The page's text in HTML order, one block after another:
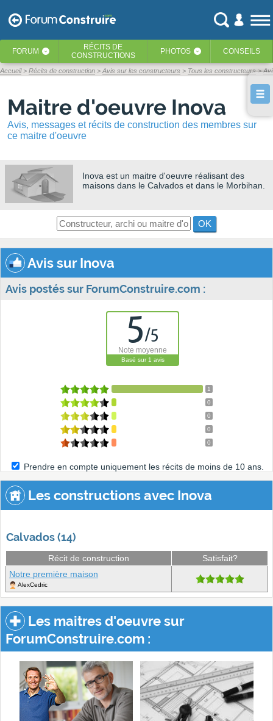
FORUM ‹ RÉCITS DE
CONSTRUCTIONS
PHOTOS ‹ CONSEILS
Accueil Récits de construction Avis sur les constructeurs Tous les constructeurs
Maitre d'oeuvre Inova
Avis, messages et récits de construction des membres sur
ce maitre d'oeuvre
Inova est un maitre d'oeuvre réalisant des
maisons dans le Calvados et dans le Morbihan.
OK
Avis sur Inova
Avis postés sur ForumConstruire.com :
5/5
Note moyenne
Basé sur 1 avis
1
0
0
0
0
Prendre en compte uniquement les récits de moins de 10 ans.
Les constructions avec Inova
Calvados (14)
Récit de construction
Satisfait?
Notre première maison
AlexCedric
Les maitres d'oeuvre sur
ForumConstruire.com :